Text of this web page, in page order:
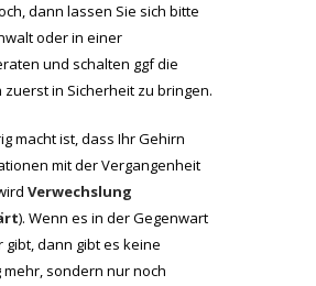
dann lassen Sie sich bitte
oder in einer
und schalten ggf die
zuerst in Sicherheit zu bringen.
macht ist, dass Ihr Gehirn
mit der Vergangenheit
Verwechslung
). Wenn es in der Gegenwart
dann gibt es keine
sondern nur noch